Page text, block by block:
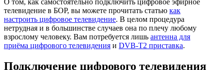
О том, как самостоятельно подключить цифровое эфирное
телевидение в БОР, вы можете прочитать статью как
настроить цифровое телевидение. В целом процедура
нетрудная и в большинстве случаев она по плечу любому
взрослому человеку. Вам потребуется лишь антенна для
приёма цифрового телевидения и DVB-T2 приставка.
Подключение цифрового телевидения